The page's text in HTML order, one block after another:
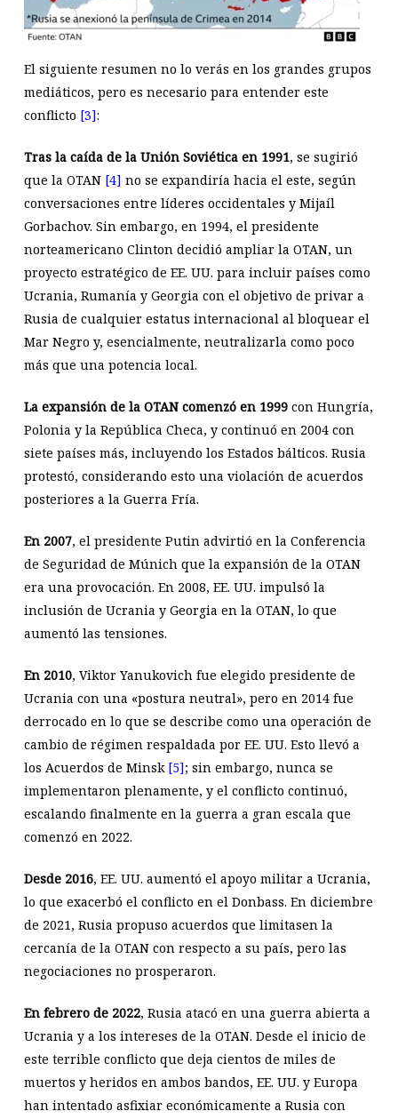
El siguiente resumen no lo verás en los grandes grupos
mediáticos, pero es necesario para entender este
conflicto [3]:
Tras la caída de la Unión Soviética en 1991, se sugirió
que la OTAN [4] no se expandiría hacia el este, según
conversaciones entre líderes occidentales y Mijaíl
Gorbachov. Sin embargo, en 1994, el presidente
norteamericano Clinton decidió ampliar la OTAN, un
proyecto estratégico de EE. UU. para incluir países como
Ucrania, Rumanía y Georgia con el objetivo de privar a
Rusia de cualquier estatus internacional al bloquear el
Mar Negro y, esencialmente, neutralizarla como poco
más que una potencia local.
La expansión de la OTAN comenzó en 1999con Hungría,
Polonia y la República Checa, y continuó en 2004 con
siete países más, incluyendo los Estados bálticos. Rusia
protestó, considerando esto una violación de acuerdos
posteriores a la Guerra Fría.
En 2007, el presidente Putin advirtió en la Conferencia
de Seguridad de Múnich que la expansión de la OTAN
era una provocación. En 2008, EE. UU. impulsó la
inclusión de Ucrania y Georgia en la OTAN, lo que
aumentó las tensiones.
En 2010, Viktor Yanukovich fue elegido presidente de
Ucrania con una «postura neutral», pero en 2014 fue
derrocado en lo que se describe como una operación de
cambio de régimen respaldada por EE. UU. Esto llevó a
los Acuerdos de Minsk [5]; sin embargo, nunca se
implementaron plenamente, y el conflicto continuó,
escalando finalmente en la guerra a gran escala que
comenzó en 2022.
Desde 2016, EE. UU. aumentó el apoyo militar a Ucrania,
lo que exacerbó el conflicto en el Donbass. En diciembre
de 2021, Rusia propuso acuerdos que limitasen la
cercanía de la OTAN con respecto a su país, pero las
negociaciones no prosperaron.
En febrero de 2022, Rusia atacó en una guerra abierta a
Ucrania y a los intereses de la OTAN. Desde el inicio de
este terrible conflicto que deja cientos de miles de
muertos y heridos en ambos bandos, EE. UU. y Europa
han intentado asfixiar económicamente a Rusia con